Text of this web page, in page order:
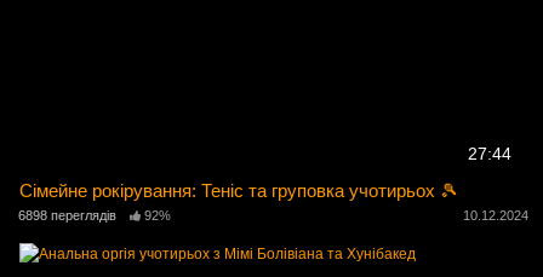
27:44
Сімейне рокірування: Теніс та груповка учотирьох 🎾
6898 переглядів 92% 10.12.2024